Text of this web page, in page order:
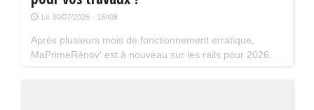
Le 30/07/2026 - 16h08
Après plusieurs mois de fonctionnement erratique,
MaPrimeRénov' est à nouveau sur les rails pour 2026.